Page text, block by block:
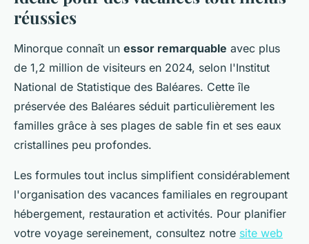
réussies
Minorque connaît un essor remarquable avec plus
de 1,2 million de visiteurs en 2024, selon l'Institut
National de Statistique des Baléares. Cette île
préservée des Baléares séduit particulièrement les
familles grâce à ses plages de sable fin et ses eaux
cristallines peu profondes.
Les formules tout inclus simplifient considérablement
l'organisation des vacances familiales en regroupant
hébergement, restauration et activités. Pour planifier
votre voyage sereinement, consultez notre site web